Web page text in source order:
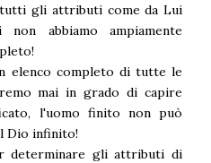
tutti gli attributi come da Lui
abbiamo ampiamente
elenco completo di tutte le
mai in grado di capire
l'uomo finito non può
Dio infinito!
determinare gli attributi di